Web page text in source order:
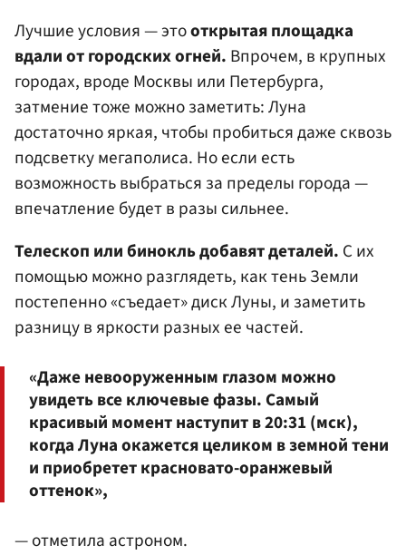
Лучшие условия — этооткрытая площадка
вдали от городских огней. Впрочем, в крупных
городах, вроде Москвы или Петербурга,
затмение тоже можно заметить: Луна
достаточно яркая, чтобы пробиться даже сквозь
подсветку мегаполиса. Но если есть
возможность выбраться за пределы города —
впечатление будет в разы сильнее.
Телескоп или бинокль добавят деталей. С их
помощью можно разглядеть, как тень Земли
постепенно «съедает» диск Луны, и заметить
разницу в яркости разных ее частей.
«Даже невооруженным глазом можно
увидеть все ключевые фазы. Самый
красивый момент наступит в 20:31 (мск),
когда Луна окажется целиком в земной тени
и приобретет красновато-оранжевый
оттенок»,
— отметила астроном.